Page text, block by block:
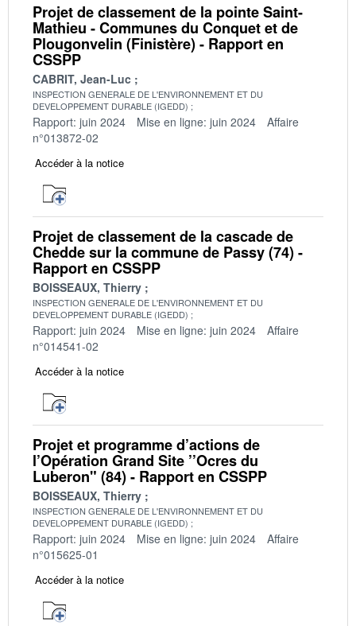
Projet de classement de la pointe Saint-
Mathieu - Communes du Conquet et de
Plougonvelin (Finistère) - Rapport en
CSSPP
CABRIT, Jean-Luc
INSPECTION GENERALE DE L'ENVIRONNEMENT ET DU
DEVELOPPEMENT DURABLE (IGEDD)
Rapport: juin 2024 Mise en ligne: juin 2024
Affaire
n°013872-02
Accéder à la notice
Projet de classement de la cascade de
Chedde sur la commune de Passy (74) -
Rapport en CSSPP
BOISSEAUX, Thierry
INSPECTION GENERALE DE L'ENVIRONNEMENT ET DU
DEVELOPPEMENT DURABLE (IGEDD)
Rapport: juin 2024 Mise en ligne: juin 2024
Affaire
n°014541-02
Accéder à la notice
Projet et programme d’actions de
l’Opération Grand Site ’’Ocres du
Luberon" (84) - Rapport en CSSPP
BOISSEAUX, Thierry
INSPECTION GENERALE DE L'ENVIRONNEMENT ET DU
DEVELOPPEMENT DURABLE (IGEDD)
Rapport: juin 2024 Mise en ligne: juin 2024
Affaire
n°015625-01
Accéder à la notice